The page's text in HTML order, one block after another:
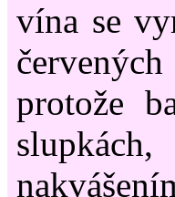
vína se
protože